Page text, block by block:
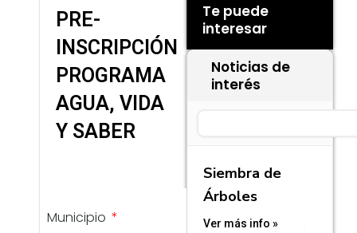
Te puede
interesar
Noticias de
interés
Siembra de
Árboles
Ver más info »
PRE-
INSCRIPCIÓN
PROGRAMA
AGUA, VIDA
Y SABER
Municipio